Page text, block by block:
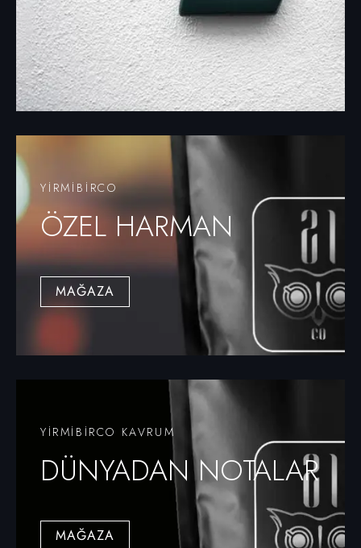
YIRMIBIRCO
ÖZEL HARMAN
MAĞAZA
YİRMİBİRCO KAVRUM
DÜNYADAN NOTALAR
MAĞAZA